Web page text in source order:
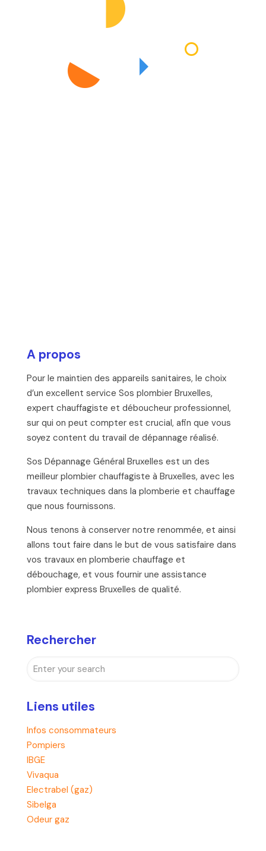
A propos
Pour le maintien des appareils sanitaires, le choix
d’un excellent service Sos plombier Bruxelles,
expert chauffagiste et déboucheur professionnel,
sur qui on peut compter est crucial, afin que vous
soyez content du travail de dépannage réalisé.
Sos Dépannage Général Bruxelles est un des
meilleur plombier chauffagiste à Bruxelles, avec les
travaux techniques dans la plomberie et chauffage
que nous fournissons.
Nous tenons à conserver notre renommée, et ainsi
allons tout faire dans le but de vous satisfaire dans
vos travaux en plomberie chauffage et
débouchage, et vous fournir une assistance
plombier express Bruxelles de qualité.
Rechercher
Liens utiles
Infos consommateurs
Pompiers
IBGE
Vivaqua
Electrabel (gaz)
Sibelga
Odeur gaz